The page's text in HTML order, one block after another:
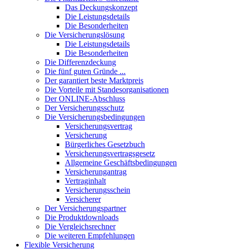
Das Deckungskonzept
Die Leistungsdetails
Die Besonderheiten
Die Versicherungslösung
Die Leistungsdetails
Die Besonderheiten
Die Differenzdeckung
Die fünf guten Gründe ...
Der garantiert beste Marktpreis
Die Vorteile mit Standesorganisationen
Der ONLINE-Abschluss
Der Versicherungsschutz
Die Versicherungsbedingungen
Versicherungsvertrag
Versicherung
Bürgerliches Gesetzbuch
Versicherungsvertragsgesetz
Allgemeine Geschäftsbedingungen
Versicherungantrag
Vertraginhalt
Versicherungsschein
Versicherer
Der Versicherungspartner
Die Produktdownloads
Die Vergleichsrechner
Die weiteren Empfehlungen
Flexible Versicherung